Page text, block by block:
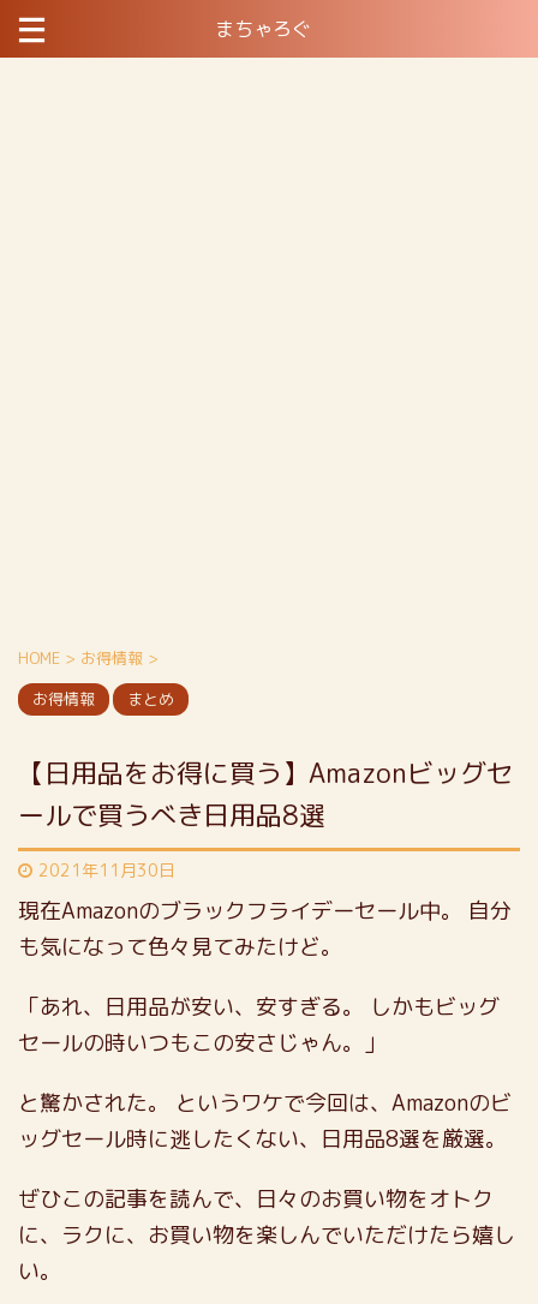
まちゃろぐ
HOME > お得情報 >
お得情報
まとめ
【日用品をお得に買う】Amazonビッグセ
ールで買うべき日用品8選
2021年11月30日
現在Amazonのブラックフライデーセール中。
自分
も気になって色々見てみたけど。
「あれ、日用品が安い、安すぎる。
しかもビッグ
セールの時いつもこの安さじゃん。」
と驚かされた。
というワケで今回は、Amazonのビ
ッグセール時に逃したくない、日用品8選を厳選。
ぜひこの記事を読んで、日々のお買い物をオトク
に、ラクに、お買い物を楽しんでいただけたら嬉し
い。